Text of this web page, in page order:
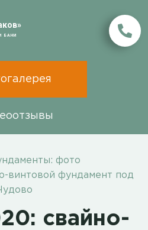
БАНИ
фото
винтовой фундамент под
свайно-